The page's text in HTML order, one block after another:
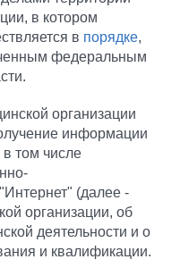
в котором
в порядке,
федеральным
организации
информации
том числе
(далее -
организации, об
деятельности и о
и квалификации.